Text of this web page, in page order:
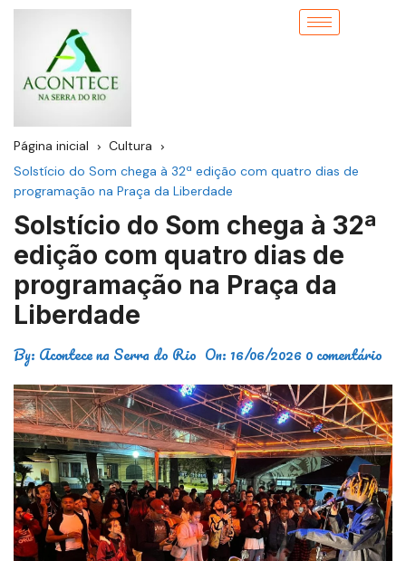
Página inicial
Cultura
Solstício do Som chega à 32ª edição com quatro dias de
programação na Praça da Liberdade
Solstício do Som chega à 32ª
edição com quatro dias de
programação na Praça da
Liberdade
By: Acontece na Serra do Rio On: 16/06/20260 comentário